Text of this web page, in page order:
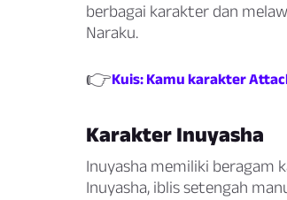
berbagai karakter dan
Naraku.
👉 Kuis: Kamu karakter
Karakter Inuyasha
Inuyasha memiliki beragam
Inuyasha, iblis setengah